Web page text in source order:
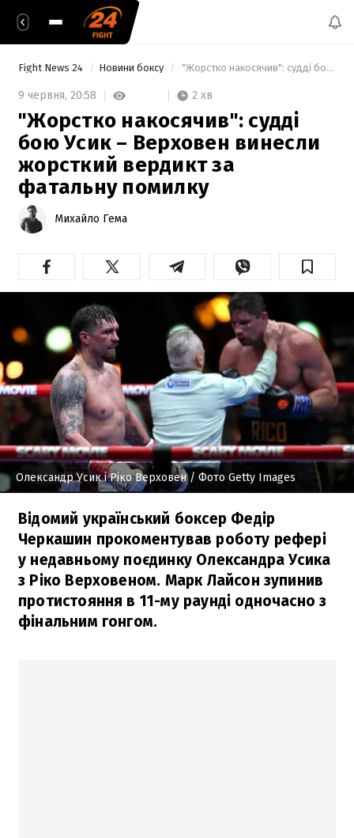
Fight News 24 Новини боксу "Жорстко накосячив": судді бою Усик – Верховен винесли жорсткий вердикт за фатальну помилку
9 червня, 20:58 2 хв
"Жорстко накосячив": судді
бою Усик – Верховен винесли
жорсткий вердикт за
фатальну помилку
Михайло Гема
Олександр Усик і Ріко Верховен/ Фото Getty Images
Відомий український боксер Федір
Черкашин прокоментував роботу рефері
у недавньому поєдинку Олександра Усика
з Ріко Верховеном. Марк Лайсон зупинив
протистояння в 11-му раунді одночасно з
фінальним гонгом.